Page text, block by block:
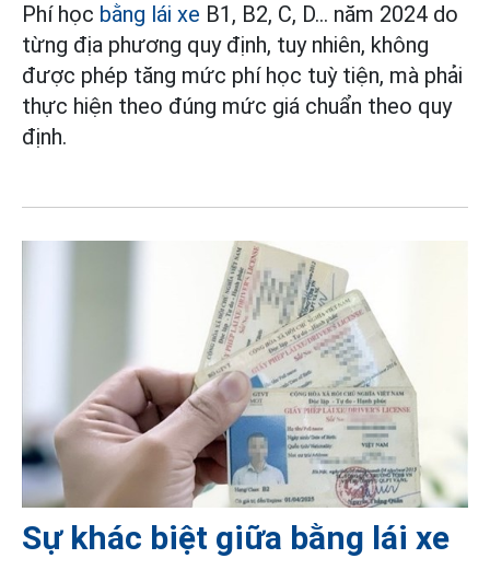
Phí học bằng lái xe B1, B2, C, D... năm 2024 do
từng địa phương quy định, tuy nhiên, không
được phép tăng mức phí học tuỳ tiện, mà phải
thực hiện theo đúng mức giá chuẩn theo quy
định.
Sự khác biệt giữa bằng lái xe